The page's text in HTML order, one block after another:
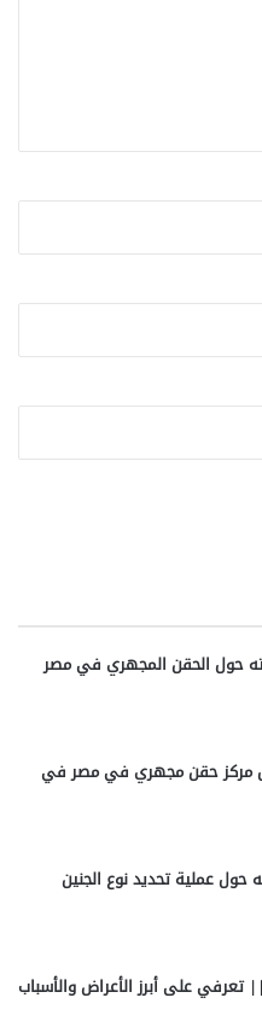
حول الحقن المجهري في مصر
مركز حقن مجهري في مصر في
حول عملية تحديد نوع الجنين
على أبرز الأعراض والأسباب